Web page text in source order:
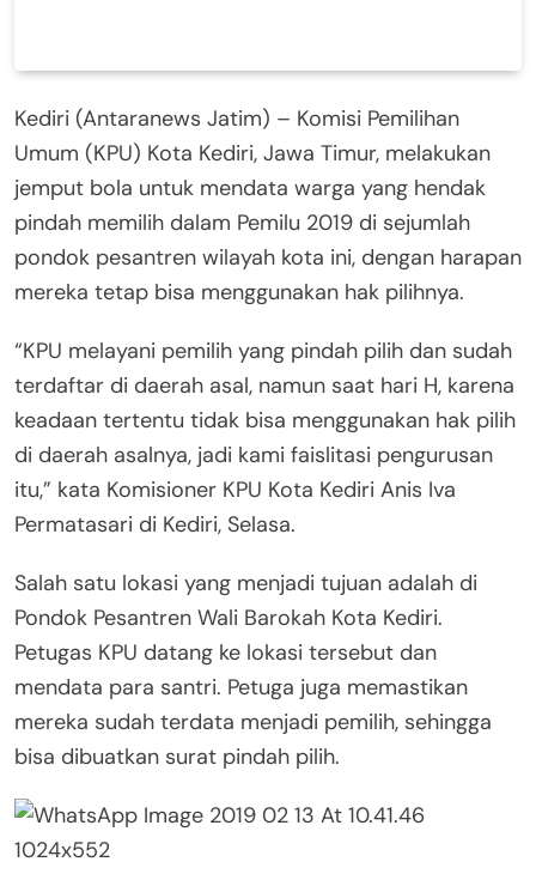
Kediri (Antaranews Jatim) – Komisi Pemilihan
Umum (KPU) Kota Kediri, Jawa Timur, melakukan
jemput bola untuk mendata warga yang hendak
pindah memilih dalam Pemilu 2019 di sejumlah
pondok pesantren wilayah kota ini, dengan harapan
mereka tetap bisa menggunakan hak pilihnya.
“KPU melayani pemilih yang pindah pilih dan sudah
terdaftar di daerah asal, namun saat hari H, karena
keadaan tertentu tidak bisa menggunakan hak pilih
di daerah asalnya, jadi kami faislitasi pengurusan
itu,” kata Komisioner KPU Kota Kediri Anis Iva
Permatasari di Kediri, Selasa.
Salah satu lokasi yang menjadi tujuan adalah di
Pondok Pesantren Wali Barokah Kota Kediri.
Petugas KPU datang ke lokasi tersebut dan
mendata para santri. Petuga juga memastikan
mereka sudah terdata menjadi pemilih, sehingga
bisa dibuatkan surat pindah pilih.